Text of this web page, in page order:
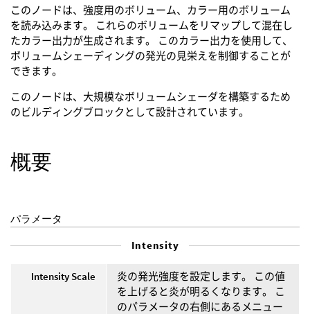
このノードは、強度用のボリューム、カラー用のボリューム
を読み込みます。 これらのボリュームをリマップして混在し
たカラー出力が生成されます。 このカラー出力を使用して、
ボリュームシェーディングの発光の見栄えを制御することが
できます。
このノードは、大規模なボリュームシェーダを構築するため
のビルディングブロックとして設計されています。
概要
パラメータ
Intensity
Intensity Scale
炎の発光強度を設定します。 この値
を上げると炎が明るくなります。 こ
のパラメータの右側にあるメニュー